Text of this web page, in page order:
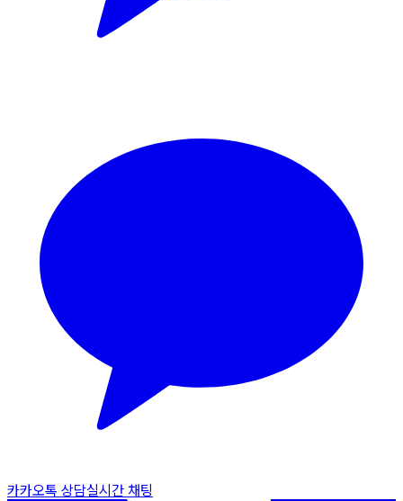
카카오톡 상담실시간 채팅